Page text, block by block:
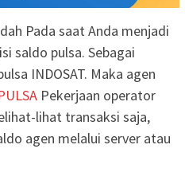
Pada saat Anda menjadi
saldo pulsa. Sebagai
INDOSAT. Maka agen
Pekerjaan operator
lihat transaksi saja,
agen melalui server atau